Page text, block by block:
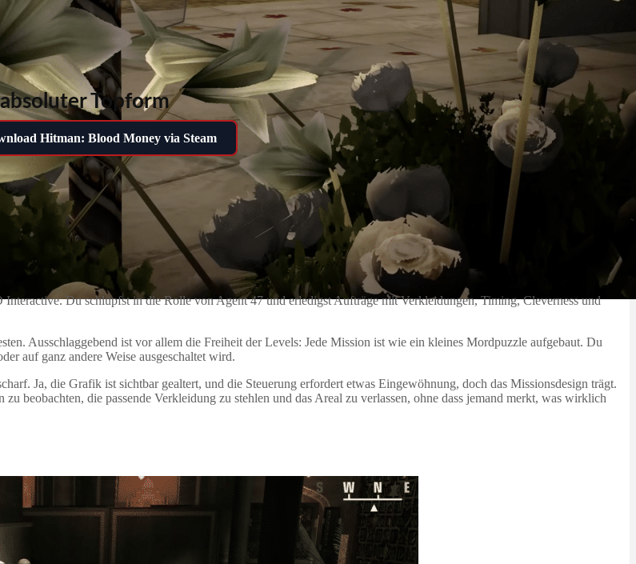
Topform
Hitman: Blood Money via Steam
Du schlüpfst in die Rolle von Agent 47 und erledigst Aufträge mit Verkleidungen, Timing, Cleverness und
Ausschlaggebend ist vor allem die Freiheit der Levels: Jede Mission ist wie ein kleines Mordpuzzle aufgebaut. Du
auf ganz andere Weise ausgeschaltet wird.
Ja, die Grafik ist sichtbar gealtert, und die Steuerung erfordert etwas Eingewöhnung, doch das Missionsdesign trägt.
beobachten, die passende Verkleidung zu stehlen und das Areal zu verlassen, ohne dass jemand merkt, was wirklich